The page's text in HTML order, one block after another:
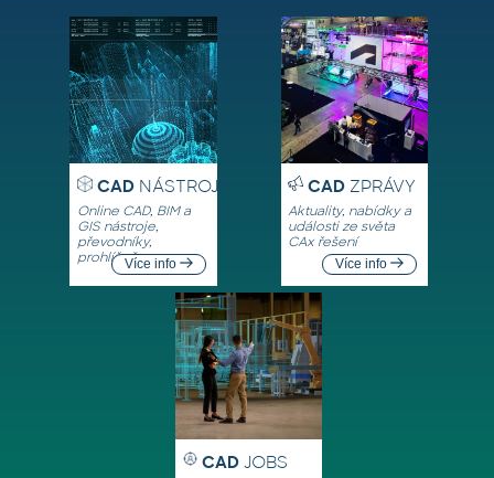
CADNÁSTROJE
Online CAD, BIM a
GIS nástroje,
převodníky,
prohlížečeVíce info
CADZPRÁVY
Aktuality, nabídky a
události ze světa
CAx řešení
Více info
CAD JOBS